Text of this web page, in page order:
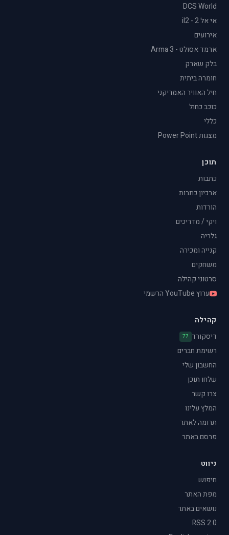
DCS World
אי אל 2 - il2
אירועים
ארמד אסולט - Arma 3
בלק שארק
חומרה ביתית
חיל האוויר האמריקני
כוכב כחול
כללי
מצגות Power Point
תוכן
כתבות
ארכיון כתבות
הורדות
ויקי / מדריכים
גלריה
קנייה ומכירה
משחקים
סרטוני קהילה
ערוץ YouTube הרשמי
קהילה
דיסקורד 77
רשימת חברים
החשבון שלי
שלחו תוכן
צרו קשר
המלץ עלינו
תרומה לאתר
פרסם באתר
ניווט
חיפוש
מפת האתר
נושאים באתר
RSS 2.0